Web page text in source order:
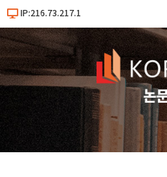
IP:216.73.217.1